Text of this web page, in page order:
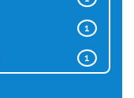
1
1